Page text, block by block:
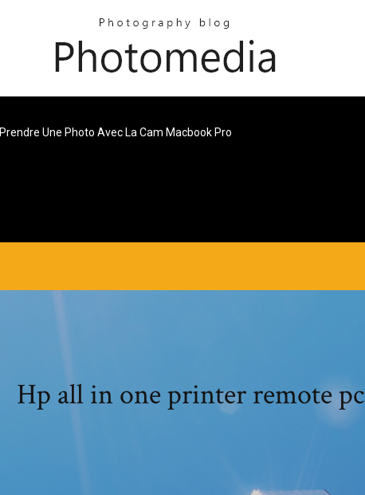
Prendre Une Photo Avec La Cam Macbook Pro
Hp all in one printer remote pc